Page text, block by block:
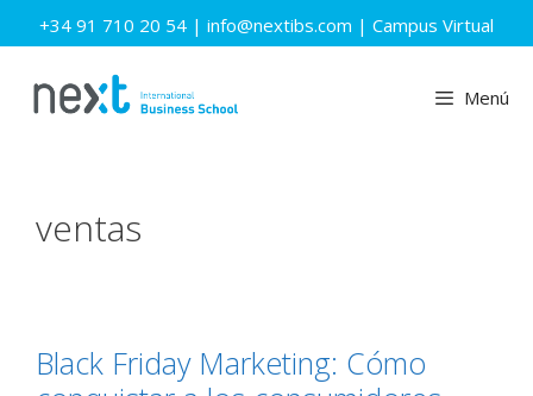
Saltar
al
+34 91 710 20 54 | info@nextibs.com | Campus Virtual
Menú
ventas
Black Friday Marketing: Cómo